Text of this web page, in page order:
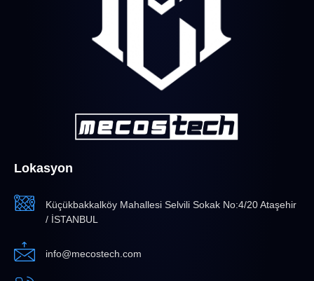
Lokasyon
Küçükbakkalköy Mahallesi Selvili Sokak No:4/20 Ataşehir
/ İSTANBUL
info@mecostech.com